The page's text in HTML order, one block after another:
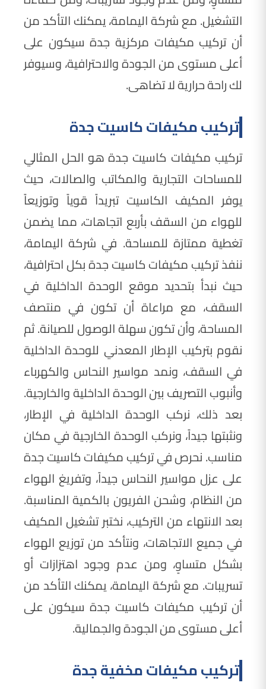
التشغيل. مع شركة اليمامة، يمكنك التأكد من
أن تركيب مكيفات مركزية جدة سيكون على
أعلى مستوى من الجودة والاحترافية، وسيوفر
لك راحة حرارية لا تضاهى.
تركيب مكيفات كاسيت جدة
تركيب مكيفات كاسيت جدة هو الحل المثالي
للمساحات التجارية والمكاتب والصالات، حيث
يوفر المكيف الكاسيت تبريداً قوياً وتوزيعاً
للهواء من السقف بأربع اتجاهات، مما يضمن
تغطية ممتازة للمساحة. في شركة اليمامة،
ننفذ تركيب مكيفات كاسيت جدة بكل احترافية،
حيث نبدأ بتحديد موقع الوحدة الداخلية في
السقف، مع مراعاة أن تكون في منتصف
المساحة، وأن تكون سهلة الوصول للصيانة. ثم
نقوم بتركيب الإطار المعدني للوحدة الداخلية
في السقف، ونمد مواسير النحاس والكهرباء
وأنبوب التصريف بين الوحدة الداخلية والخارجية.
بعد ذلك، نركب الوحدة الداخلية في الإطار،
ونثبتها جيداً، ونركب الوحدة الخارجية في مكان
مناسب. نحرص في تركيب مكيفات كاسيت جدة
على عزل مواسير النحاس جيداً، وتفريغ الهواء
من النظام، وشحن الفريون بالكمية المناسبة.
بعد الانتهاء من التركيب، نختبر تشغيل المكيف
في جميع الاتجاهات، ونتأكد من توزيع الهواء
بشكل متساوٍ، ومن عدم وجود اهتزازات أو
تسريبات. مع شركة اليمامة، يمكنك التأكد من
أن تركيب مكيفات كاسيت جدة سيكون على
أعلى مستوى من الجودة والجمالية.
تركيب مكيفات مخفية جدة